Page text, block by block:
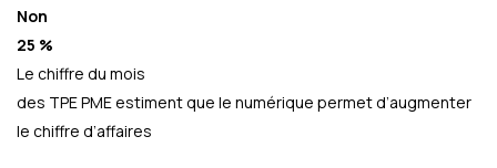
Non
25 %
Le chiffre du mois
des TPE PME estiment que le numérique permet d’augmenter
le chiffre d’affaires